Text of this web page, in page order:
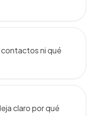
ni qué
claro por qué